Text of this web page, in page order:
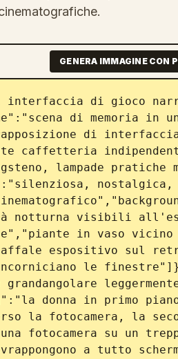
GENERA IMMAGINE CON
interfaccia di gioco
di memoria in
di
caffetteria
lampade
notturna visibili
in vaso
espositivo sul
le
donna in primo
la fotocamera, la
una fotocamera su un
a tutto